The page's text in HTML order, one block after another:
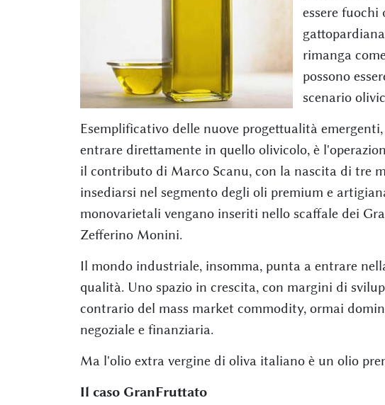
essere
rimanga
possono
scenario
Esemplificativo delle nuove progettualità
entrare direttamente in quello olivicolo, è
il contributo di Marco Scanu, con la nascita di tre
insediarsi nel segmento degli oli premium e
monovarietali vengano inseriti nello scaffale dei
Zefferino Monini.
Il mondo industriale, insomma, punta a entrare
qualità. Uno spazio in crescita, con margini di
contrario del mass market commodity, ormai
negoziale e finanziaria.
Ma l'olio extra vergine di oliva italiano è un olio
Il caso GranFruttato